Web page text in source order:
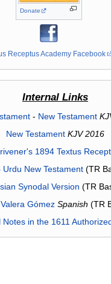
Donate
Receptus Academy Facebook
Internal Links
- New Testament
New Testament KJV 2016
1894 Textus
Urdu New Testament(TR
Synodal Version (TR
Gómez Spanish (TR
Notes in the 1611